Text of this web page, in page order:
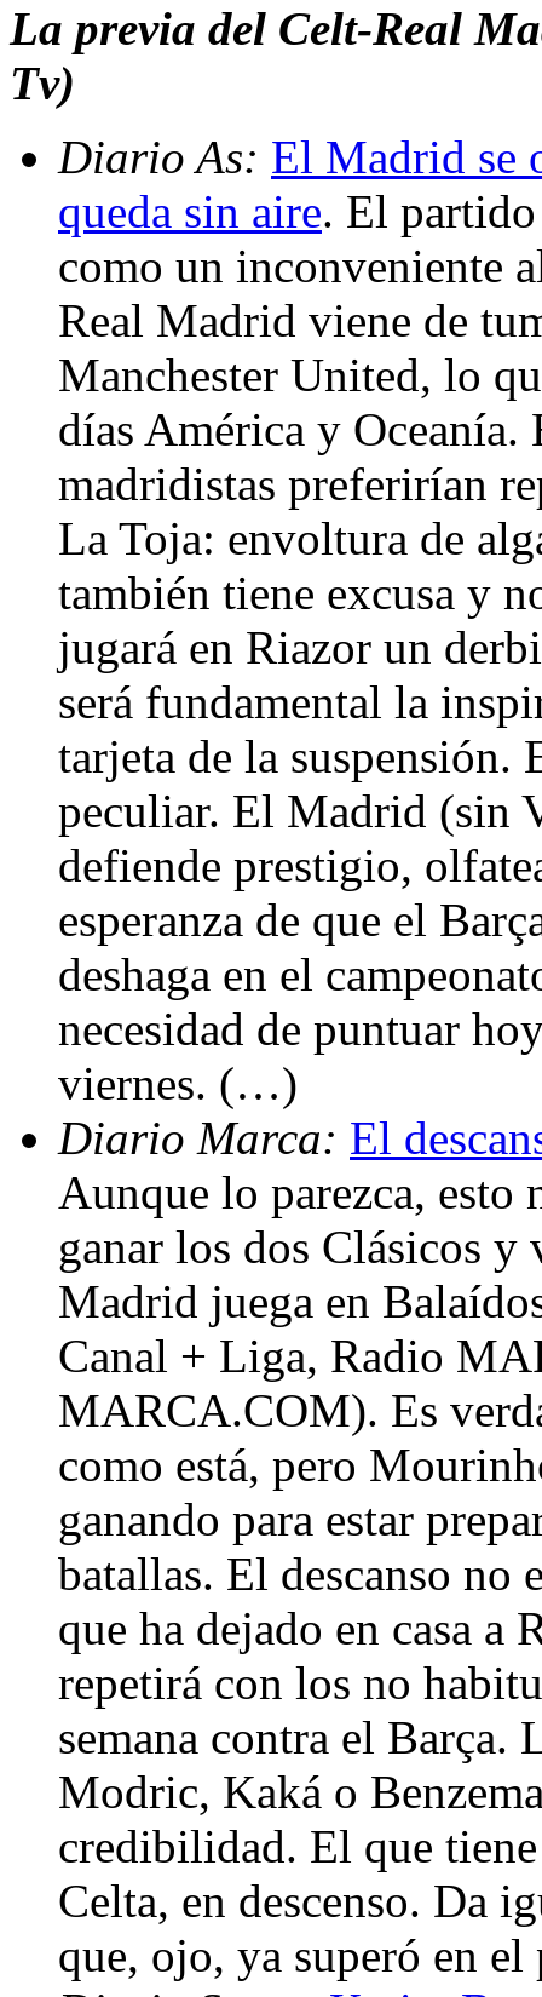
La previa del Celt-Real
Tv)
Diario As: El Madrid se
queda sin aire. El partido
como un inconveniente
Real Madrid viene de
Manchester United, lo
días América y Oceanía.
madridistas preferirían
La Toja: envoltura de
también tiene excusa y
jugará en Riazor un
será fundamental la
tarjeta de la suspensión.
peculiar. El Madrid (sin
defiende prestigio,
esperanza de que el
deshaga en el
necesidad de puntuar
viernes. (…)
Diario Marca: El
Aunque lo parezca, esto
ganar los dos Clásicos
Madrid juega en
Canal + Liga, Radio
MARCA.COM). Es
como está, pero
ganando para estar
batallas. El descanso no
que ha dejado en casa a
repetirá con los no
semana contra el Barça.
Modric, Kaká o
credibilidad. El que
Celta, en descenso. Da
que, ojo, ya superó en